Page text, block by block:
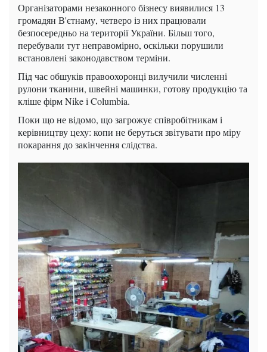
Організаторами незаконного бізнесу виявилися 13
громадян В'єтнаму, четверо із них працювали
безпосередньо на території України. Більш того,
перебували тут неправомірно, оскільки порушили
встановлені законодавством терміни.
Під час обшуків правоохоронці вилучили численні
рулони тканини, швейні машинки, готову продукцію та
кліше фірм Nike і Columbia.
Поки що не відомо, що загрожує співробітникам і
керівництву цеху: копи не беруться звітувати про міру
покарання до закінчення слідства.